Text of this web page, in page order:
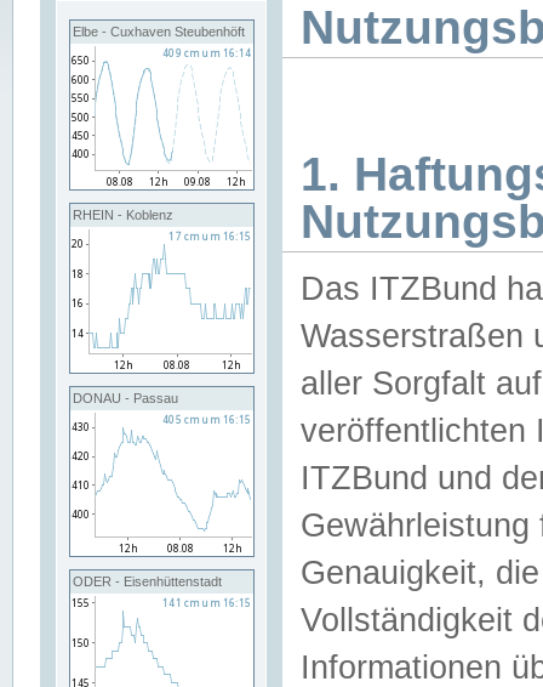
Elbe - Cuxhaven Steubenhöft
RHEIN - Koblenz
DONAU - Passau
ODER - Eisenhüttenstadt
1.
Das ITZBund
Wasserstraßen
aller Sorgfalt
veröffentlichten
ITZBund und
Genauigkeit,
Vollständigkeit
Informationen